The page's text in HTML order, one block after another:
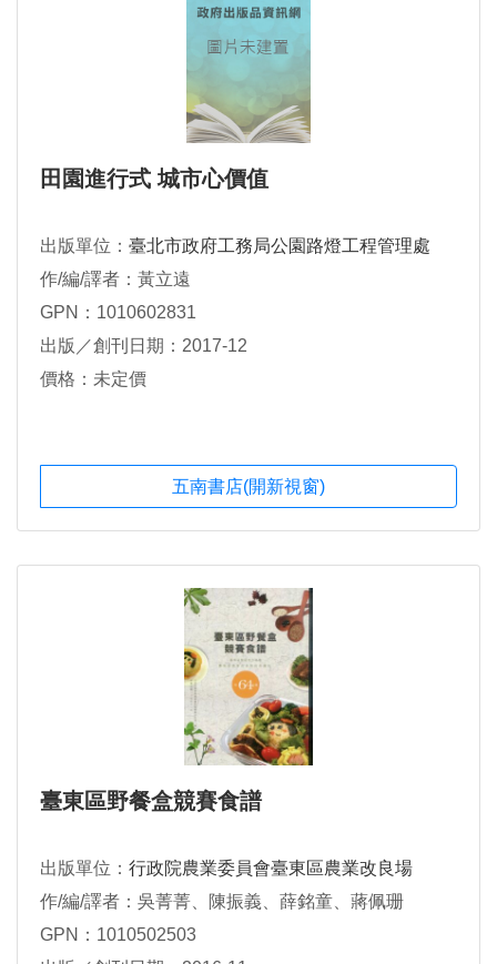
田園進行式 城市心價值
出版單位： 臺北市政府工務局公園路燈工程管理處
作/編/譯者：黃立遠
GPN：1010602831
出版／創刊日期：2017-12
價格：未定價
五南書店(開新視窗)
臺東區野餐盒競賽食譜
出版單位： 行政院農業委員會臺東區農業改良場
作/編/譯者：吳菁菁、陳振義、薛銘童、蔣佩珊
GPN：1010502503